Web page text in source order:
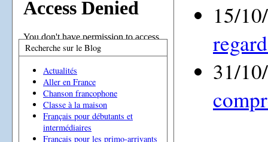
Recherche sur le Blog
Actualités
Aller en France
Chanson francophone
Classe à la maison
Français pour débutants et
intermédiaires
Français pour les primo-arrivants
15/
31/